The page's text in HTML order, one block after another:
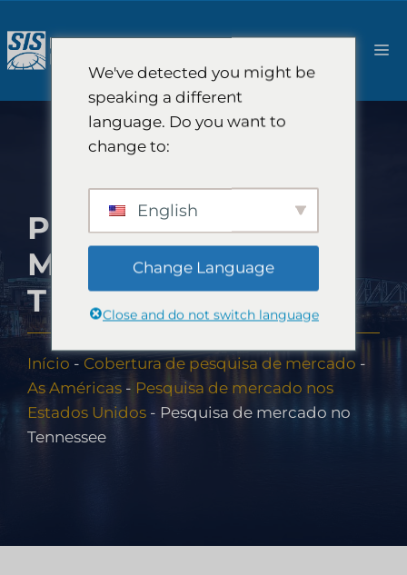
para
o
PESQUISA DE
MERCADO NO
TENNESSEE
Início - Cobertura de pesquisa de mercado -
As Américas - Pesquisa de mercado nos
Estados Unidos - Pesquisa de mercado no
Tennessee
We've detected you might be
speaking a different
language. Do you want to
change to:
English
Change Language
Close and do not switch language